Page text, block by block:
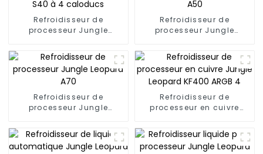
Refroidisseur de
processeur Jungle
caloducs
Refroidisseur de
processeur Jungle
Refroidisseur de
processeur Jungle
Refroidisseur de
processeur en cuivre
ARGB 4